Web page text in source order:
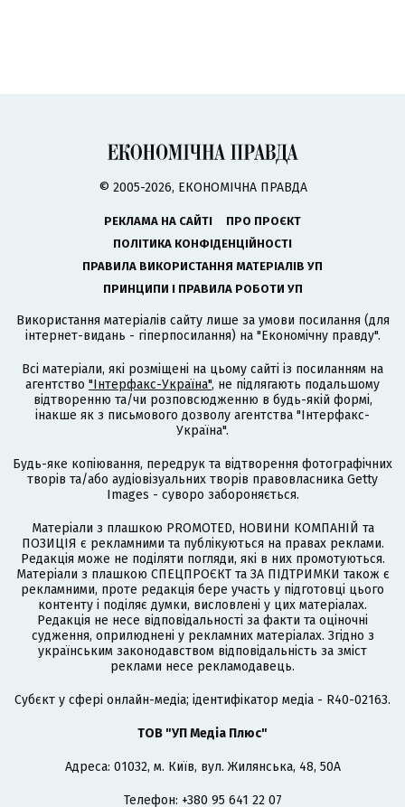
© 2005-2026, ЕКОНОМІЧНА ПРАВДА
РЕКЛАМА НА САЙТІ
ПРО ПРОЄКТ
ПОЛІТИКА КОНФІДЕНЦІЙНОСТІ
ПРАВИЛА ВИКОРИСТАННЯ МАТЕРІАЛІВ УП
ПРИНЦИПИ І ПРАВИЛА РОБОТИ УП
Використання матеріалів сайту лише за умови посилання (для
інтернет-видань - гіперпосилання) на "Економічну правду".
Всі матеріали, які розміщені на цьому сайті із посиланням на
агентство "Інтерфакс-Україна", не підлягають подальшому
відтворенню та/чи розповсюдженню в будь-якій формі,
інакше як з письмового дозволу агентства "Інтерфакс-
Україна".
Будь-яке копіювання, передрук та відтворення фотографічних
творів та/або аудіовізуальних творів правовласника Getty
Images - суворо забороняється.
Матеріали з плашкою PROMOTED, НОВИНИ КОМПАНІЙ та
ПОЗИЦІЯ є рекламними та публікуються на правах реклами.
Редакція може не поділяти погляди, які в них промотуються.
Матеріали з плашкою СПЕЦПРОЄКТ та ЗА ПІДТРИМКИ також є
рекламними, проте редакція бере участь у підготовці цього
контенту і поділяє думки, висловлені у цих матеріалах.
Редакція не несе відповідальності за факти та оціночні
судження, оприлюднені у рекламних матеріалах. Згідно з
українським законодавством відповідальність за зміст
реклами несе рекламодавець.
Cубєкт у сфері онлайн-медіа; ідентифікатор медіа - R40-02163.
ТОВ "УП Медіа Плюс"
Адреса: 01032, м. Київ, вул. Жилянська, 48, 50А
Телефон: +380 95 641 22 07